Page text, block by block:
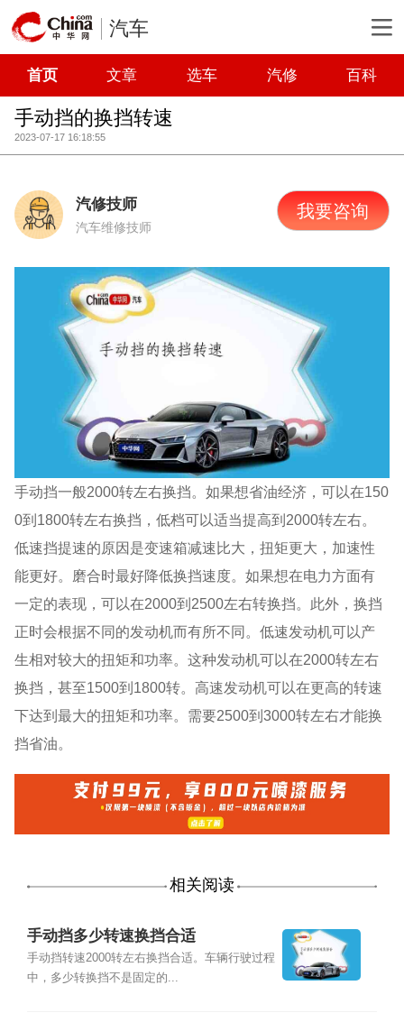
汽车
首页 文章 选车 汽修 百科
手动挡的换挡转速
2023-07-17 16:18:55
汽修技师
汽车维修技师
我要咨询
手动挡一般2000转左右换挡。如果想省油经济，可以在150
0到1800转左右换挡，低档可以适当提高到2000转左右。
低速挡提速的原因是变速箱减速比大，扭矩更大，加速性
能更好。磨合时最好降低换挡速度。如果想在电力方面有
一定的表现，可以在2000到2500左右转换挡。此外，换挡
正时会根据不同的发动机而有所不同。低速发动机可以产
生相对较大的扭矩和功率。这种发动机可以在2000转左右
换挡，甚至1500到1800转。高速发动机可以在更高的转速
下达到最大的扭矩和功率。需要2500到3000转左右才能换
挡省油。
相关阅读
手动挡多少转速换挡合适
手动挡转速2000转左右换挡合适。车辆行驶过程
中，多少转换挡不是固定的...